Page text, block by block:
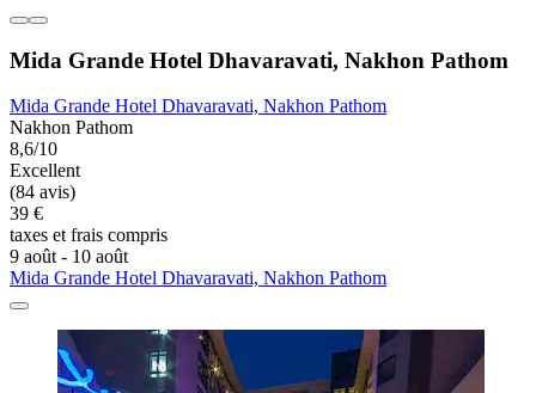
Mida Grande Hotel Dhavaravati, Nakhon Pathom
Mida Grande Hotel Dhavaravati, Nakhon Pathom
Nakhon Pathom
8,6/10
Excellent
(84 avis)
39 €
taxes et frais compris
9 août - 10 août
Mida Grande Hotel Dhavaravati, Nakhon Pathom